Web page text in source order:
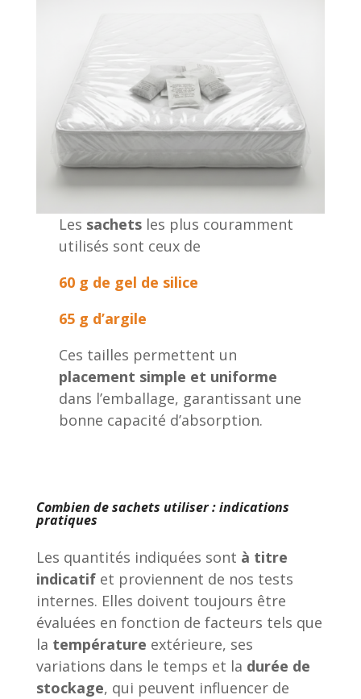
Les sachets les plus couramment
utilisés sont ceux de
60 g de gel de silice
65 g d’argile
Ces tailles permettent un
placement simple et uniforme
dans l’emballage, garantissant une
bonne capacité d’absorption.
Combien de sachets utiliser : indications
pratiques
Les quantités indiquées sont à titre
indicatifet proviennent de nos tests
internes. Elles doivent toujours être
évaluées en fonction de facteurs tels que
la température extérieure, ses
variations dans le temps et la durée de
stockage, qui peuvent influencer de